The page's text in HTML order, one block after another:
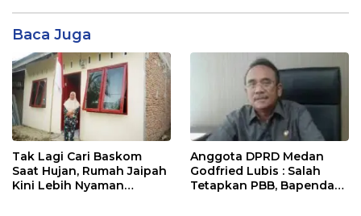
Baca Juga
Tak Lagi Cari Baskom
Saat Hujan, Rumah Jaipah
Kini Lebih Nyaman
Anggota DPRD Medan
Godfried Lubis : Salah
Tetapkan PBB, Bapenda